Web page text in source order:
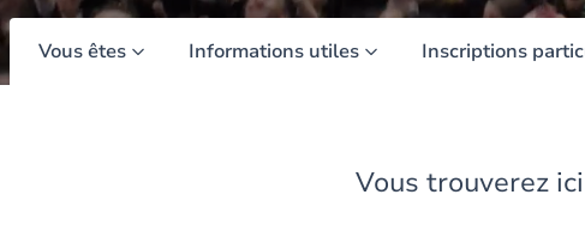
Vous êtes Informations utiles Inscriptions
Vous trouverez